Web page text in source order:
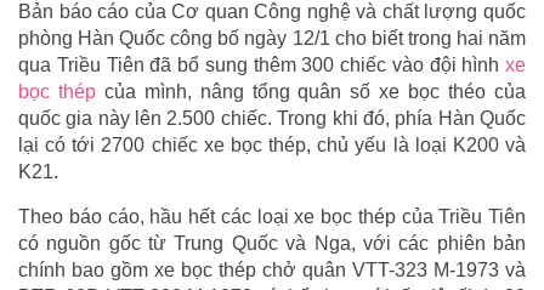
Bản báo cáo của Cơ quan Công nghệ và chất lượng quốc
phòng Hàn Quốc công bố ngày 12/1 cho biết trong hai năm
qua Triều Tiên đã bổ sung thêm 300 chiếc vào đội hình xe
bọc thépcủa mình, nâng tổng quân số xe bọc théo của
quốc gia này lên 2.500 chiếc. Trong khi đó, phía Hàn Quốc
lại có tới 2700 chiếc xe bọc thép, chủ yếu là loại K200 và
K21.
Theo báo cáo, hầu hết các loại xe bọc thép của Triều Tiên
có nguồn gốc từ Trung Quốc và Nga, với các phiên bản
chính bao gồm xe bọc thép chở quân VTT-323 M-1973 và